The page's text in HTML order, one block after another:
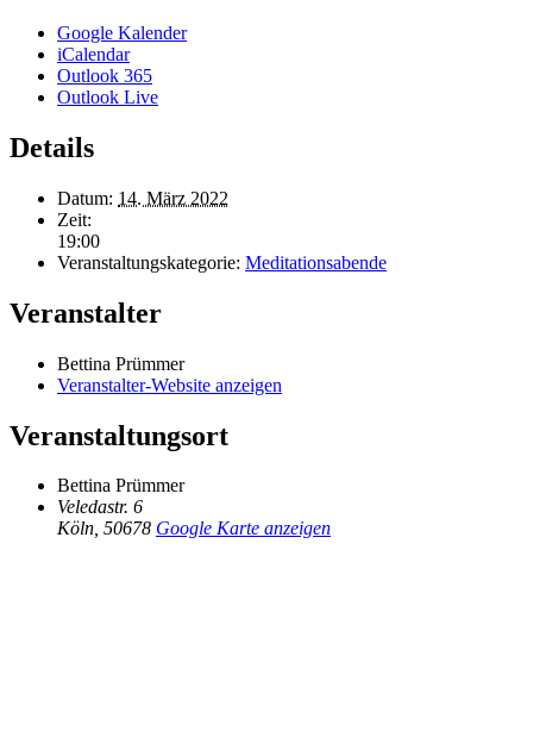
Google Kalender
iCalendar
Outlook 365
Outlook Live
Details
Datum: 14. März 2022
Zeit:
19:00
Veranstaltungskategorie: Meditationsabende
Veranstalter
Bettina Prümmer
Veranstalter-Website anzeigen
Veranstaltungsort
Bettina Prümmer
Veledastr. 6
Köln, 50678 Google Karte anzeigen